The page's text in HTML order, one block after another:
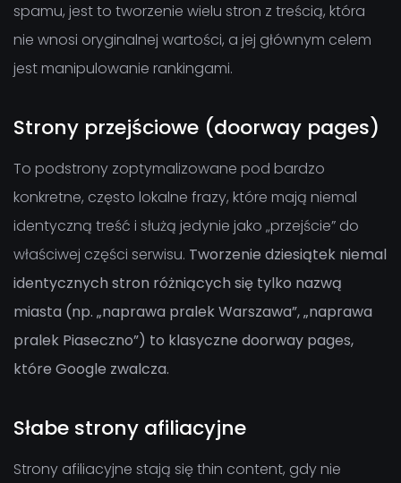
spamu, jest to tworzenie wielu stron z treścią, która
nie wnosi oryginalnej wartości, a jej głównym celem
jest manipulowanie rankingami.
Strony przejściowe (doorway pages)
To podstrony zoptymalizowane pod bardzo
konkretne, często lokalne frazy, które mają niemal
identyczną treść i służą jedynie jako „przejście” do
właściwej części serwisu. Tworzenie dziesiątek niemal
identycznych stron różniących się tylko nazwą
miasta (np. „naprawa pralek Warszawa”, „naprawa
pralek Piaseczno”) to klasyczne doorway pages,
które Google zwalcza.
Słabe strony afiliacyjne
Strony afiliacyjne stają się thin content, gdy nie